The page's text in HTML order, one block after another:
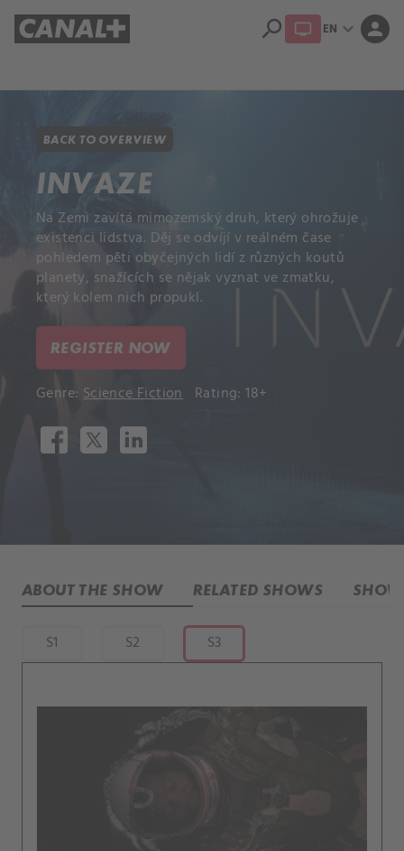
search EN expand_more person
BACK TO OVERVIEW
INVAZE
Na Zemi zavítá mimozemský druh, který ohrožuje
existenci lidstva. Děj se odvíjí v reálném čase
pohledem pěti obyčejných lidí z různých koutů
planety, snažících se nějak vyznat ve zmatku,
který kolem nich propukl.
REGISTER NOW
Genre: Science Fiction Rating: 18+
ABOUT THE SHOW RELATED SHOWS
S1 S2 S3